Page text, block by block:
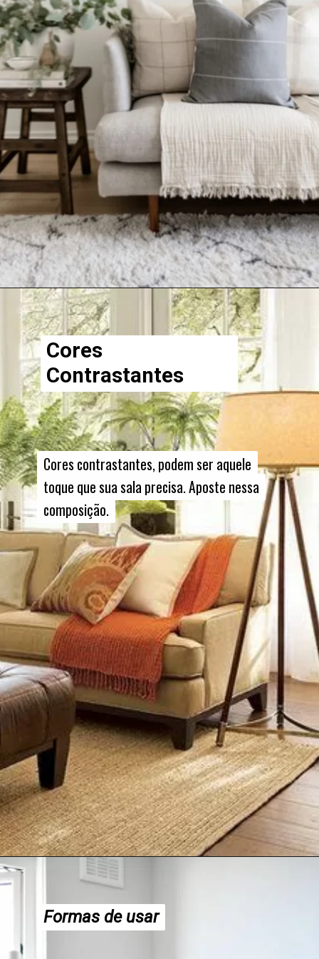
Cores contrastantes, podem ser aquele
toque que sua sala precisa. Aposte nessa
composição.
Cores contrastantes, podem ser aquele
toque que sua sala precisa. Aposte nessa
composição.
Cores
Contrastantes
Formas de usar
Formas de usar